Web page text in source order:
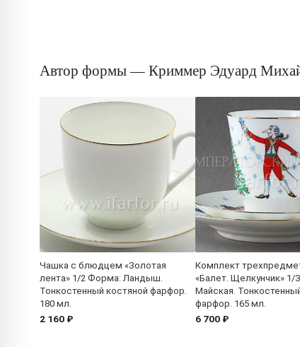
Автор формы — Криммер Эдуард
Чашка с блюдцем «Золотая
лента» 1/2 Форма: Ландыш.
Тонкостенный костяной фарфор.
180 мл.
2 160 ₽
Комплект
«Балет. Щелкунчик» 1/
Майская.
фарфор. 165 мл.
6 700 ₽